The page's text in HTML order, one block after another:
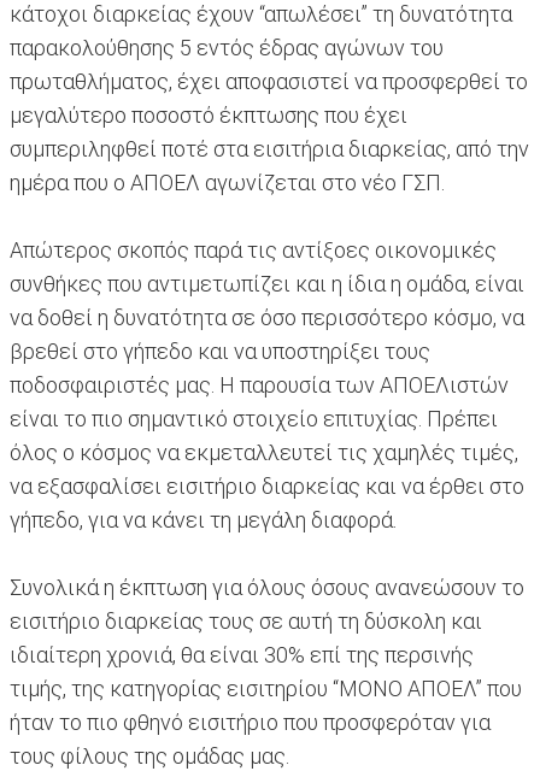
κάτοχοι διαρκείας έχουν “απωλέσει” τη δυνατότητα
παρακολούθησης 5 εντός έδρας αγώνων του
πρωταθλήματος, έχει αποφασιστεί να προσφερθεί το
μεγαλύτερο ποσοστό έκπτωσης που έχει
συμπεριληφθεί ποτέ στα εισιτήρια διαρκείας, από την
ημέρα που ο ΑΠΟΕΛ αγωνίζεται στο νέο ΓΣΠ.
Απώτερος σκοπός παρά τις αντίξοες οικονομικές
συνθήκες που αντιμετωπίζει και η ίδια η ομάδα, είναι
να δοθεί η δυνατότητα σε όσο περισσότερο κόσμο, να
βρεθεί στο γήπεδο και να υποστηρίξει τους
ποδοσφαιριστές μας. Η παρουσία των ΑΠΟΕΛιστών
είναι το πιο σημαντικό στοιχείο επιτυχίας. Πρέπει
όλος ο κόσμος να εκμεταλλευτεί τις χαμηλές τιμές,
να εξασφαλίσει εισιτήριο διαρκείας και να έρθει στο
γήπεδο, για να κάνει τη μεγάλη διαφορά.
Συνολικά η έκπτωση για όλους όσους ανανεώσουν το
εισιτήριο διαρκείας τους σε αυτή τη δύσκολη και
ιδιαίτερη χρονιά, θα είναι 30% επί της περσινής
τιμής, της κατηγορίας εισιτηρίου “ΜΟΝΟ ΑΠΟΕΛ” που
ήταν το πιο φθηνό εισιτήριο που προσφερόταν για
τους φίλους της ομάδας μας.